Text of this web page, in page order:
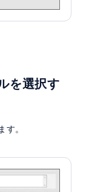
を選択す
す。